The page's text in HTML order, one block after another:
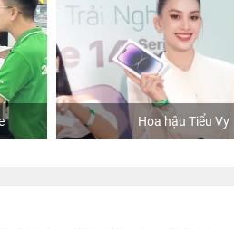
Hoa hậu Tiểu Vy